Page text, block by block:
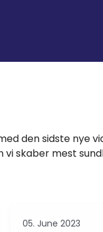
den sidste nye
skaber mest
05. June 2023